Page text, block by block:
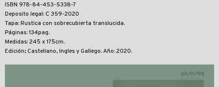
ISBN 978-84-453-5338-7
Deposito legal: C 359-2020
Tapa: Rustica con sobrecubierta translucida.
Páginas: 134pag.
Medidas: 24´5 x 17´5cm.
Edición; Castellano, Ingles y Gallego. Año: 2020.